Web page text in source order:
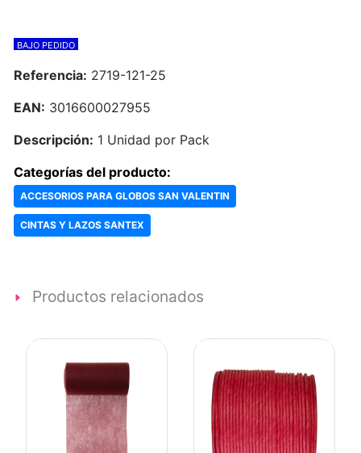
BAJO PEDIDO
Referencia: 2719-121-25
EAN: 3016600027955
Descripción: 1 Unidad por Pack
Categorías del producto:
ACCESORIOS PARA GLOBOS SAN VALENTIN
CINTAS Y LAZOS SANTEX
Productos relacionados